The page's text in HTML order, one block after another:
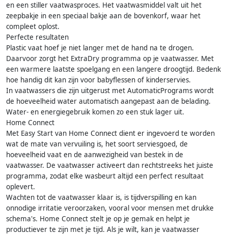
en een stiller vaatwasproces. Het vaatwasmiddel valt uit het
zeepbakje in een speciaal bakje aan de bovenkorf, waar het
compleet oplost.
Perfecte resultaten
Plastic vaat hoef je niet langer met de hand na te drogen.
Daarvoor zorgt het ExtraDry programma op je vaatwasser. Met
een warmere laatste spoelgang en een langere droogtijd. Bedenk
hoe handig dit kan zijn voor babyflessen of kinderservies.
In vaatwassers die zijn uitgerust met AutomaticPrograms wordt
de hoeveelheid water automatisch aangepast aan de belading.
Water- en energiegebruik komen zo een stuk lager uit.
Home Connect
Met Easy Start van Home Connect dient er ingevoerd te worden
wat de mate van vervuiling is, het soort serviesgoed, de
hoeveelheid vaat en de aanwezigheid van bestek in de
vaatwasser. De vaatwasser activeert dan rechtstreeks het juiste
programma, zodat elke wasbeurt altijd een perfect resultaat
oplevert.
Wachten tot de vaatwasser klaar is, is tijdverspilling en kan
onnodige irritatie veroorzaken, vooral voor mensen met drukke
schema's. Home Connect stelt je op je gemak en helpt je
productiever te zijn met je tijd. Als je wilt, kan je vaatwasser